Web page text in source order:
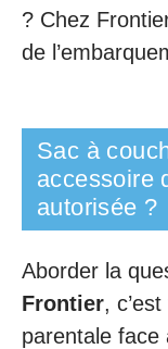
? Chez
de
Sac à
accessoire
autorisée ?
Aborder la
Frontier,
parentale face